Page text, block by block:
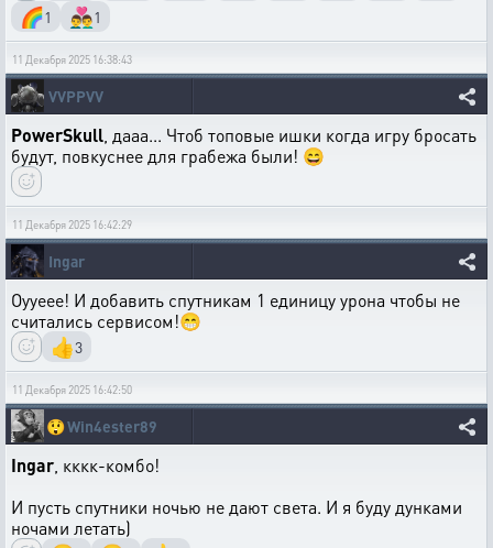
🌈1 👨‍❤️‍👨1
11 Декабря 2025 16:38:43
VVPPVV
PowerSkull , дааа... Чтоб топовые ишки когда игру бросать
будут, повкуснее для грабежа были! 😄
11 Декабря 2025 16:42:29
Ingar
Оууеее! И добавить спутникам 1 единицу урона чтобы не
считались сервисом!😁
👍3
11 Декабря 2025 16:42:50
😲Win4ester89
Ingar , кккк-комбо!
И пусть спутники ночью не дают света. И я буду дунками
ночами летать)